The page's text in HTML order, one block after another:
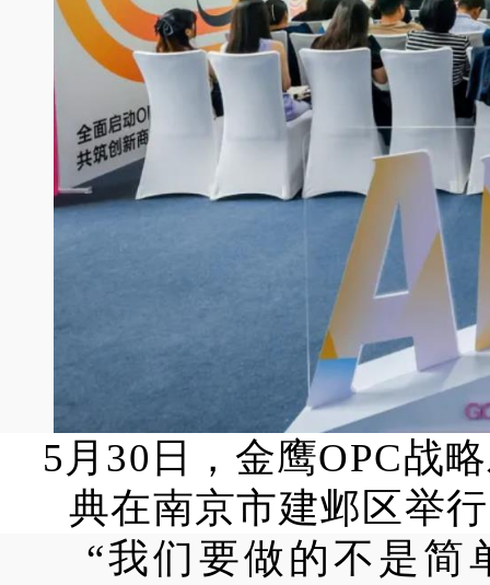
5月30日，金鹰OPC战
典在南京市建邺区举
“我们要做的不是简